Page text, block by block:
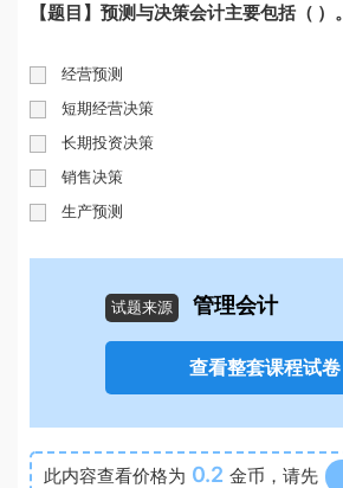
【题目】预测与决策会计主要包括（ ）。
经营预测
短期经营决策
长期投资决策
销售决策
生产预测
试题来源 管理会计
查看整套课程试卷
此内容查看价格为 0.2 金币，请先